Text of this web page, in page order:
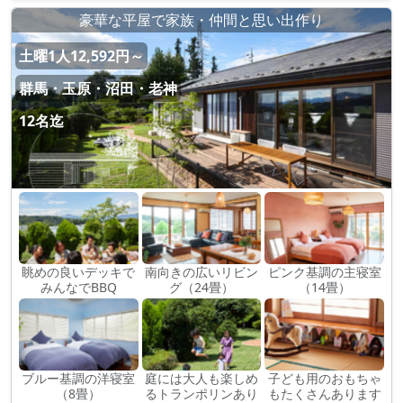
豪華な平屋で家族・仲間と思い出作り
土曜1人12,592円～
群馬・玉原・沼田・老神
12名迄
眺めの良いデッキで
みんなでBBQ
南向きの広いリビン
グ（24畳）
ピンク基調の主寝室
（14畳）
ブルー基調の洋寝室
（8畳）
庭には大人も楽しめ
るトランポリンあり
子ども用のおもちゃ
もたくさんあります